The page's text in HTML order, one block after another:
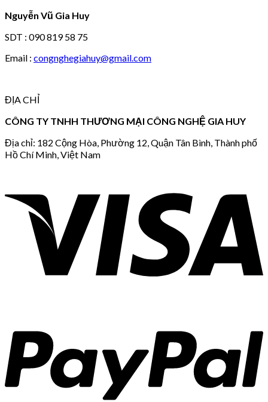
Nguyễn Vũ Gia Huy
SDT : 090 819 58 75
Email : congnghegiahuy@gmail.com
ĐỊA CHỈ
CÔNG TY TNHH THƯƠNG MẠI CÔNG NGHỆ GIA HUY
Địa chỉ: 182 Cộng Hòa, Phường 12, Quận Tân Bình, Thành phố
Hồ Chí Minh, Việt Nam